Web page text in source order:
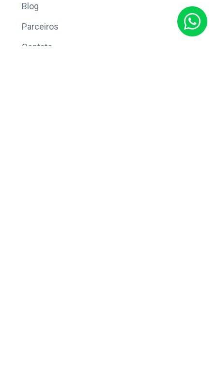
Blog
Parceiros
Contato